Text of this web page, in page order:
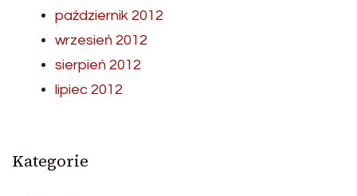
październik 2012
wrzesień 2012
sierpień 2012
lipiec 2012
Kategorie